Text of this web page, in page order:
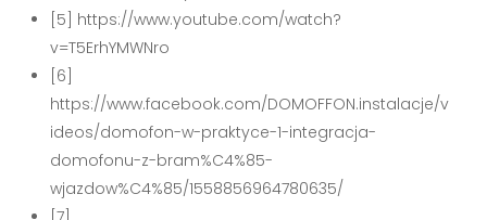
[5] https://www.youtube.com/watch?
v=T5ErhYMWNro
[6]
https://www.facebook.com/DOMOFFON.instalacje/v
ideos/domofon-w-praktyce-1-integracja-
domofonu-z-bram%C4%85-
wjazdow%C4%85/1558856964780635/